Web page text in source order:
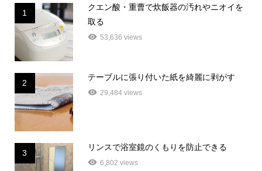
1
クエン酸・重曹で炊飯器の汚れやニオイを
取る
53,636 views
2
テーブルに張り付いた紙を綺麗に剥がす
29,484 views
3
リンスで浴室鏡のくもりを防止できる
6,802 views